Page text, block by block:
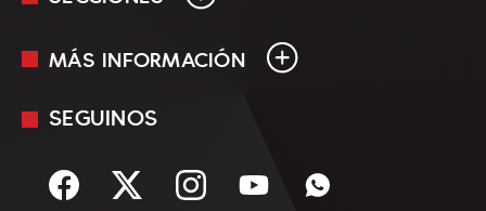
En Vivo
Sociedad
MÁS INFORMACIÓN
Mediakit
Términos y condiciones
SEGUINOS